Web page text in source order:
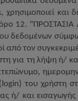
χρησιμοποιεί και
όρο 12.
δεδομένων
από τον
για τη λήψη ή/
login) του χρήστη
ή/ και